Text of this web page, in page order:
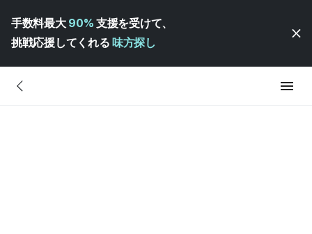
手数料最大 90% 支援を受けて、
挑戦応援してくれる 味方探し